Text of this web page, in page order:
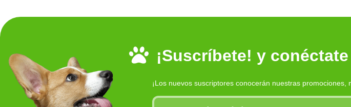
¡Suscríbete! y
¡Los nuevos suscriptores conocerán nuestras